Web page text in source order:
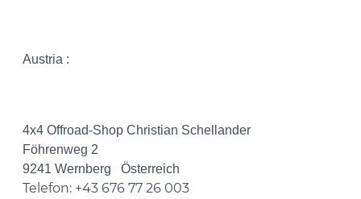
Austria :
4x4 Offroad-Shop Christian Schellander
Föhrenweg 2
9241 Wernberg Österreich
Telefon: +43 676 77 26 003